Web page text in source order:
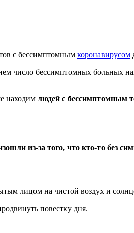
с бессимптомным коронавирусом
число бессимптомных больных
находим людей с бессимптомным
из-за того, что кто-то без
лицом на чистой воздух и
повестку дня.